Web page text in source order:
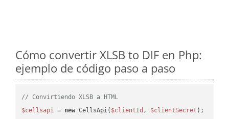
Cómo convertir XLSB to DIF en Php:
ejemplo de código paso a paso
// Convirtiendo XLSB a HTML
$cellsapi = new CellsApi( $clientId , $clientSecret